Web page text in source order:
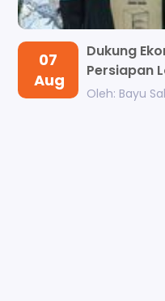
07
Aug
Dukung
Persiapan
Oleh: Bayu